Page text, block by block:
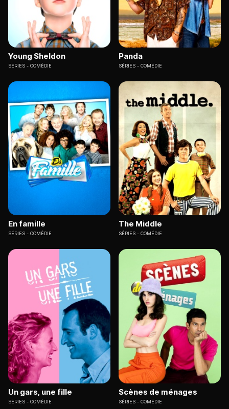
Young Sheldon
SÉRIES COMÉDIE
Panda
SÉRIES COMÉDIE
En famille
SÉRIES COMÉDIE
The Middle
SÉRIES COMÉDIE
Un gars, une fille
SÉRIES COMÉDIE
Scènes de ménages
SÉRIES COMÉDIE